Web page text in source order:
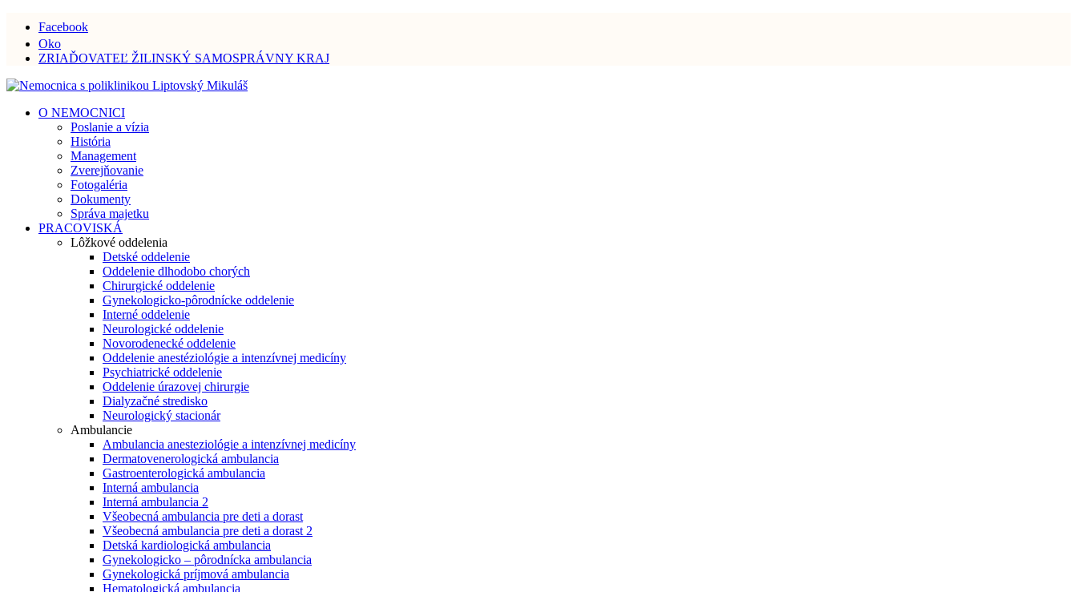
Facebook
Oko
ZRIAĎOVATEĽ ŽILINSKÝ SAMOSPRÁVNY KRAJ
O NEMOCNICI
Poslanie a vízia
História
Management
Zverejňovanie
Fotogaléria
Dokumenty
Správa majetku
PRACOVISKÁ
Lôžkové oddelenia
Detské oddelenie
Oddelenie dlhodobo chorých
Chirurgické oddelenie
Gynekologicko-pôrodnícke oddelenie
Interné oddelenie
Neurologické oddelenie
Novorodenecké oddelenie
Oddelenie anestéziológie a intenzívnej medicíny
Psychiatrické oddelenie
Oddelenie úrazovej chirurgie
Dialyzačné stredisko
Neurologický stacionár
Ambulancie
Ambulancia anesteziológie a intenzívnej medicíny
Dermatovenerologická ambulancia
Gastroenterologická ambulancia
Interná ambulancia
Interná ambulancia 2
Všeobecná ambulancia pre deti a dorast
Všeobecná ambulancia pre deti a dorast 2
Detská kardiologická ambulancia
Gynekologicko – pôrodnícka ambulancia
Gynekologická príjmová ambulancia
Hematologická ambulancia